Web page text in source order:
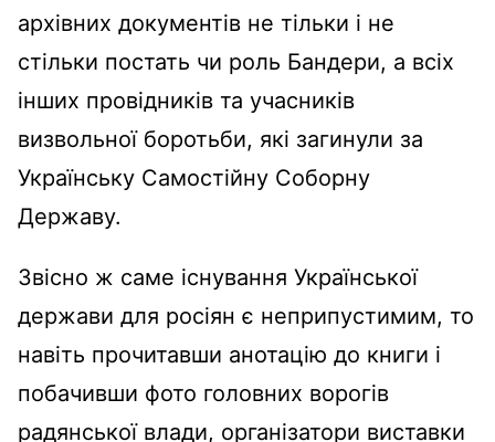
архівних документів не тільки і не
стільки постать чи роль Бандери, а всіх
інших провідників та учасників
визвольної боротьби, які загинули за
Українську Самостійну Соборну
Державу.
Звісно ж саме існування Української
держави для росіян є неприпустимим, то
навіть прочитавши анотацію до книги і
побачивши фото головних ворогів
радянської влади, організатори виставки